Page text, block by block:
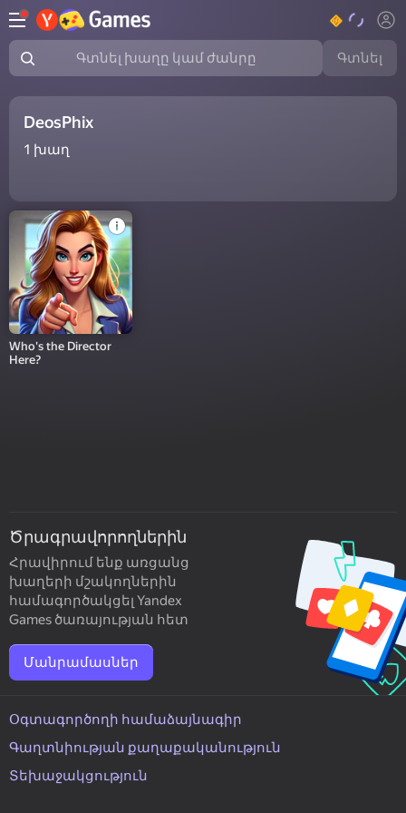
Գտնել խաղը կամ ժանրը Գտնել
DeosPhix
1 խաղ
Who's the Director
Here?
Ծրագրավորողներին
Հրավիրում ենք առցանց
խաղերի մշակողներին
համագործակցել Yandex
Games ծառայության հետ
Մանրամասներ
Օգտագործողի համաձայնագիր
Գաղտնիության քաղաքականություն
Տեխաջակցություն